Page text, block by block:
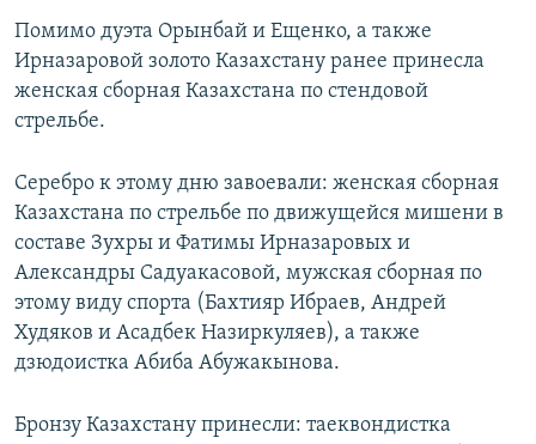
Помимо дуэта Орынбай и Ещенко, а также
Ирназаровой золото Казахстану ранее принесла
женская сборная Казахстана по стендовой
стрельбе.
Серебро к этому дню завоевали: женская сборная
Казахстана по стрельбе по движущейся мишени в
составе Зухры и Фатимы Ирназаровых и
Александры Садуакасовой, мужская сборная по
этому виду спорта (Бахтияр Ибраев, Андрей
Худяков и Асадбек Назиркуляев), а также
дзюдоистка Абиба Абужакынова.
Бронзу Казахстану принесли: таеквондистка